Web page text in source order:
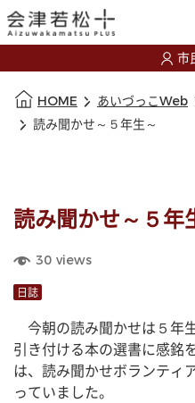
市
HOME あいづっこWeb
読み聞かせ～５年生～
読み聞かせ～５年
30 views
日誌
今朝の読み聞かせは５年
引き付ける本の選書に感銘
は、読み聞かせボランティ
っていました。